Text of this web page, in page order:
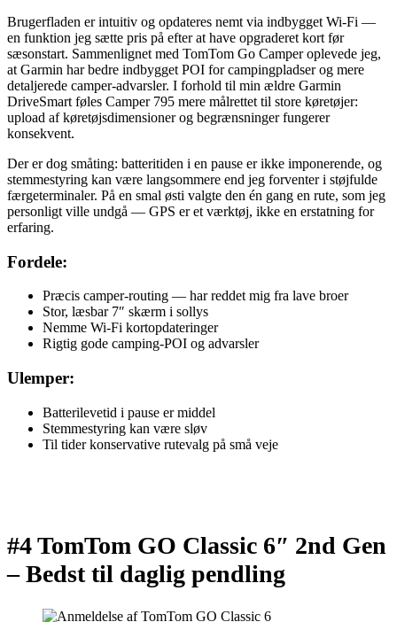
Brugerfladen er intuitiv og opdateres nemt via indbygget Wi‑Fi —
en funktion jeg sætte pris på efter at have opgraderet kort før
sæsonstart. Sammenlignet med TomTom Go Camper oplevede jeg,
at Garmin har bedre indbygget POI for campingpladser og mere
detaljerede camper-advarsler. I forhold til min ældre Garmin
DriveSmart føles Camper 795 mere målrettet til store køretøjer:
upload af køretøjsdimensioner og begrænsninger fungerer
konsekvent.
Der er dog småting: batteritiden i en pause er ikke imponerende, og
stemmestyring kan være langsommere end jeg forventer i støjfulde
færgeterminaler. På en smal østi valgte den én gang en rute, som jeg
personligt ville undgå — GPS er et værktøj, ikke en erstatning for
erfaring.
Fordele:
Præcis camper‑routing — har reddet mig fra lave broer
Stor, læsbar 7″ skærm i sollys
Nemme Wi‑Fi kortopdateringer
Rigtig gode camping-POI og advarsler
Ulemper:
Batterilevetid i pause er middel
Stemmestyring kan være sløv
Til tider konservative rutevalg på små veje
#4 TomTom GO Classic 6″ 2nd Gen
–Bedst til daglig pendling